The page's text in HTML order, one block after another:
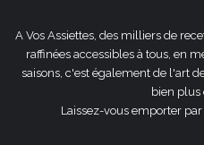
A Vos Assiettes, des milliers de
raffinées accessibles à tous, en
saisons, c'est également de l'art
bien plus
Laissez-vous emporter